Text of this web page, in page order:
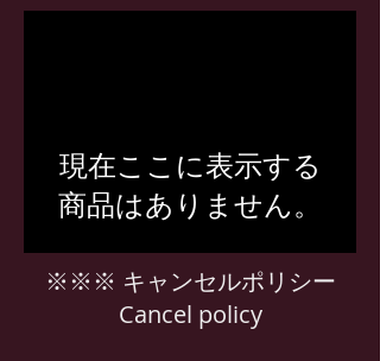
現在ここに表示する
商品はありません。
※※※ キャンセルポリシー
Cancel policy